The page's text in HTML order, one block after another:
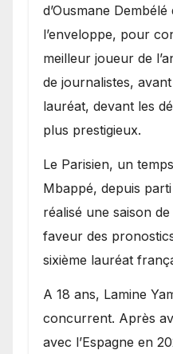
d’Ousmane
l’enveloppe, pour
meilleur joueur de
de journalistes,
lauréat, devant les
plus prestigieux.
Le Parisien, un
Mbappé, depuis
réalisé une saison
faveur des
sixième lauréat
A 18 ans, Lamine
concurrent. Après
avec l’Espagne en